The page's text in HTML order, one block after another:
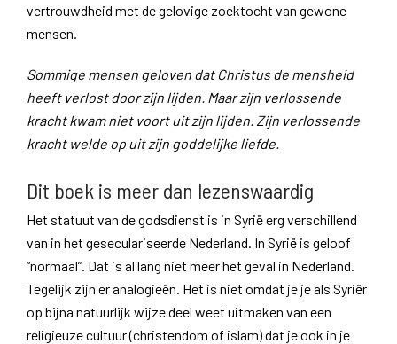
vertrouwdheid met de gelovige zoektocht van gewone
mensen.
Sommige mensen geloven dat Christus de mensheid
heeft verlost door zijn lijden. Maar zijn verlossende
kracht kwam niet voort uit zijn lijden. Zijn verlossende
kracht welde op uit zijn goddelijke liefde.
Dit boek is meer dan lezenswaardig
Het statuut van de godsdienst is in Syrië erg verschillend
van in het geseculariseerde Nederland. In Syrië is geloof
“normaal”. Dat is al lang niet meer het geval in Nederland.
Tegelijk zijn er analogieën. Het is niet omdat je je als Syriër
op bijna natuurlijk wijze deel weet uitmaken van een
religieuze cultuur (christendom of islam) dat je ook in je